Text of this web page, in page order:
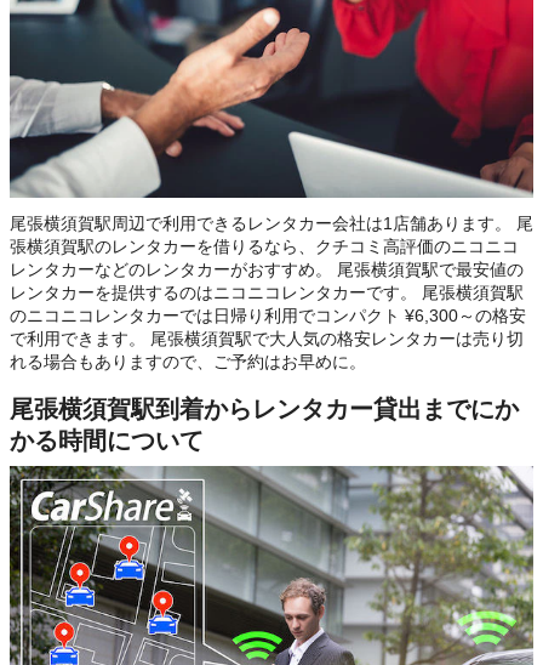
尾張横須賀駅周辺で利用できるレンタカー会社は1店舗あります。 尾
張横須賀駅のレンタカーを借りるなら、クチコミ高評価のニコニコ
レンタカーなどのレンタカーがおすすめ。 尾張横須賀駅で最安値の
レンタカーを提供するのはニコニコレンタカーです。 尾張横須賀駅
のニコニコレンタカーでは日帰り利用でコンパクト ¥6,300～の格安
で利用できます。 尾張横須賀駅で大人気の格安レンタカーは売り切
れる場合もありますので、ご予約はお早めに。
尾張横須賀駅到着からレンタカー貸出までにか
かる時間について